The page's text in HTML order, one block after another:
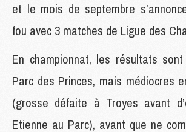
et le mois de septembre
fou avec 3 matches de Ligue des
En championnat, les résultats
Parc des Princes, mais médiocres
(grosse défaite à Troyes avant
Etienne au Parc), avant que ne